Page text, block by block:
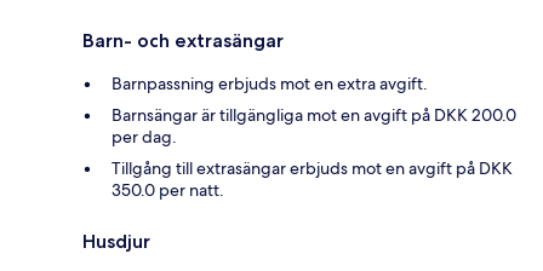
Barn- och extrasängar
Barnpassning erbjuds mot en extra avgift.
Barnsängar är tillgängliga mot en avgift på DKK 200.0
per dag.
Tillgång till extrasängar erbjuds mot en avgift på DKK
350.0 per natt.
Husdjur